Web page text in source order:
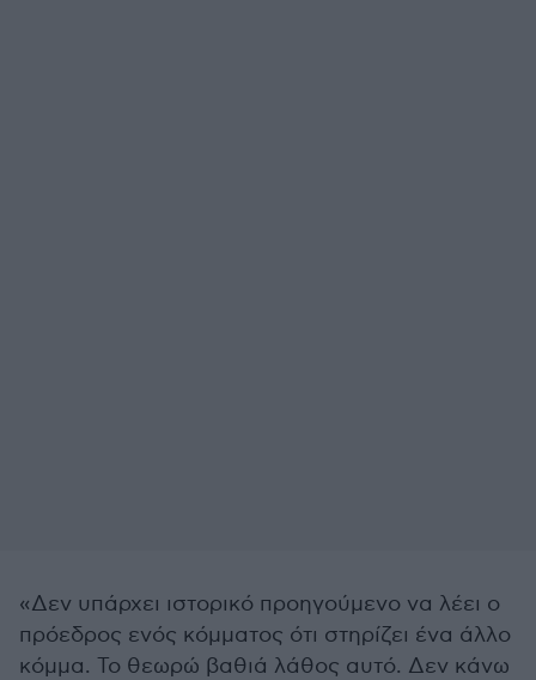
«Δεν υπάρχει ιστορικό προηγούμενο να λέει ο
πρόεδρος ενός κόμματος ότι στηρίζει ένα άλλο
κόμμα. Το θεωρώ βαθιά λάθος αυτό. Δεν κάνω